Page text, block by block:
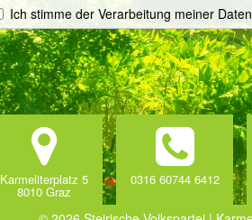
Ich stimme der Verarbeitung meiner
Karmeliterplatz 5
8010 Graz
0316 60744 6412